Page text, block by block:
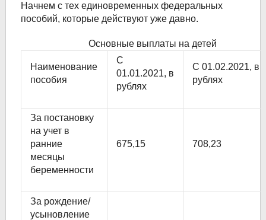
Начнем с тех единовременных федеральных
пособий, которые действуют уже давно.
Основные выплаты на детей
Наименование
пособия
С
01.01.2021, в
рублях
С 01.02.2021, в
рублях
За постановку
на учет в
ранние
месяцы
беременности
675,15 708,23
За рождение/
усыновление